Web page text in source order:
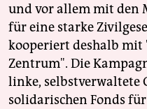
und vor allem mit den
für eine starke
kooperiert deshalb
Zentrum". Die
linke, selbstverwaltete
solidarischen Fonds